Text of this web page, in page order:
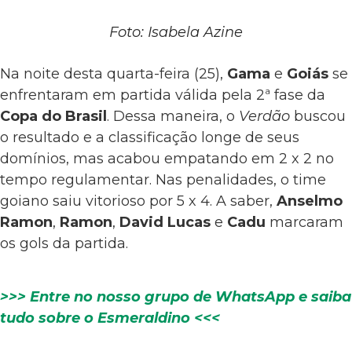
Foto: Isabela Azine
Na noite desta quarta-feira (25), Gama e Goiás se
enfrentaram em partida válida pela 2ª fase da
Copa do Brasil . Dessa maneira, o Verdão buscou
o resultado e a classificação longe de seus
domínios, mas acabou empatando em 2 x 2 no
tempo regulamentar. Nas penalidades, o time
goiano saiu vitorioso por 5 x 4. A saber, Anselmo
Ramon, Ramon, David Lucas e Cadu marcaram
os gols da partida.
>>> Entre no nosso grupo de WhatsApp e saiba
tudo sobre o Esmeraldino <<<